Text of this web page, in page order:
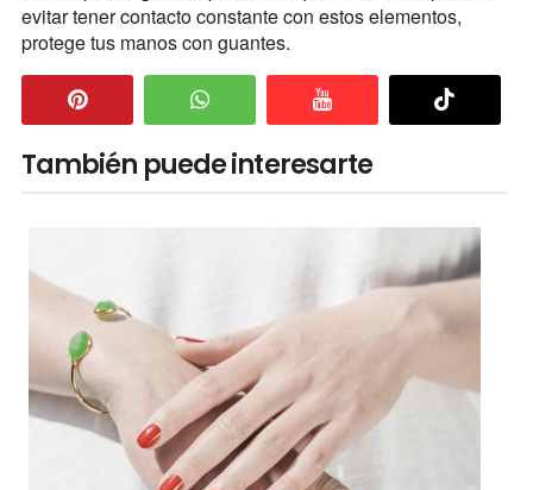
evitar tener contacto constante con estos elementos,
protege tus manos con guantes.
También puede interesarte